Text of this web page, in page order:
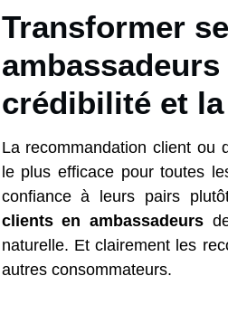
Transformer
crédibilité et
La recommandation client ou
le plus efficace pour toutes
confiance à leurs pairs
clients en ambassadeursde
naturelle. Et clairement les
autres consommateurs.